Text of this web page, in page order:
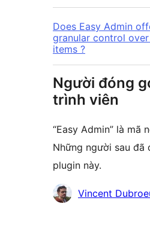
Does Easy Admin
granular control
items ?
Người đóng
trình viên
“Easy Admin” là mã
Những người sau đã
plugin này.
NhữngVincent